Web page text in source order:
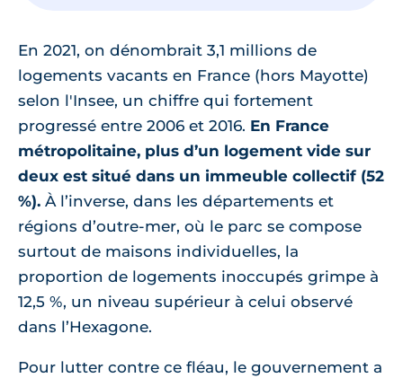
En 2021, on dénombrait 3,1 millions de
logements vacants en France (hors Mayotte)
selon l'Insee, un chiffre qui fortement
progressé entre 2006 et 2016. En France
métropolitaine, plus d’un logement vide sur
deux est situé dans un immeuble collectif (52
%). À l’inverse, dans les départements et
régions d’outre-mer, où le parc se compose
surtout de maisons individuelles, la
proportion de logements inoccupés grimpe à
12,5 %, un niveau supérieur à celui observé
dans l’Hexagone.
Pour lutter contre ce fléau, le gouvernement a